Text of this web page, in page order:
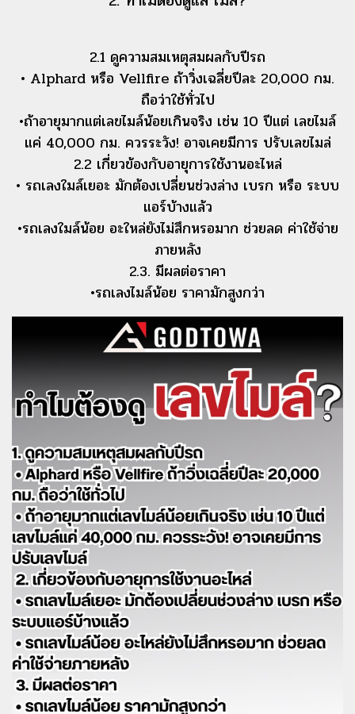
2.1 ดูความสมเหตุสมผลกับปีรถ
• Alphard หรือ Vellfire ถ้าวิ่งเฉลี่ยปีละ 20,000 กม.
ถือว่าใช้ทั่วไป
•ถ้าอายุมากแต่เลขไมล์น้อยเกินจริง เช่น 10 ปีแต่ เลขไมล์
แค่ 40,000 กม. ควรระวัง! อาจเคยมีการ ปรับเลขไมล่
2.2 เกี่ยวข้องกับอายุการใช้งานอะไหล่
• รถเลงใมล์เยอะ มักต้องเปลี่ยนช่วงล่าง เบรก หรือ ระบบ
แอร์บ้างแล้ว
•รถเลงใมล์น้อย อะใหล่ยังไม่สึกหรอมาก ช่วยลด ค่าใช้จ่าย
ภายหลัง
2.3. มีผลต่อราคา
•รถเลงไมล์น้อย ราคามักสูงกว่า